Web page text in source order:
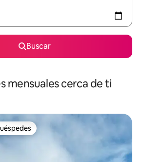
Buscar
mensuales cerca de ti
preferido